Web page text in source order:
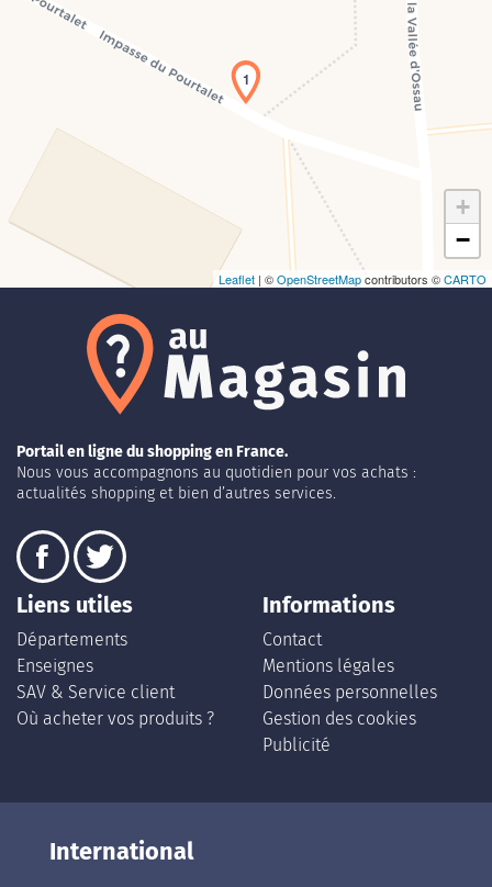
Chargement de la carte en cours...
1
+
−
Leaflet | ©OpenStreetMapcontributors ©CARTO
Portail en ligne du shopping en France.
Nous vous accompagnons au quotidien pour vos achats :
actualités shopping et bien d’autres services.
Liens utiles
Départements
Enseignes
SAV & Service client
Où acheter vos produits ?
Informations
Contact
Mentions légales
Données personnelles
Gestion des cookies
Publicité
International